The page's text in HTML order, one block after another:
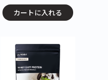
カートに入れる